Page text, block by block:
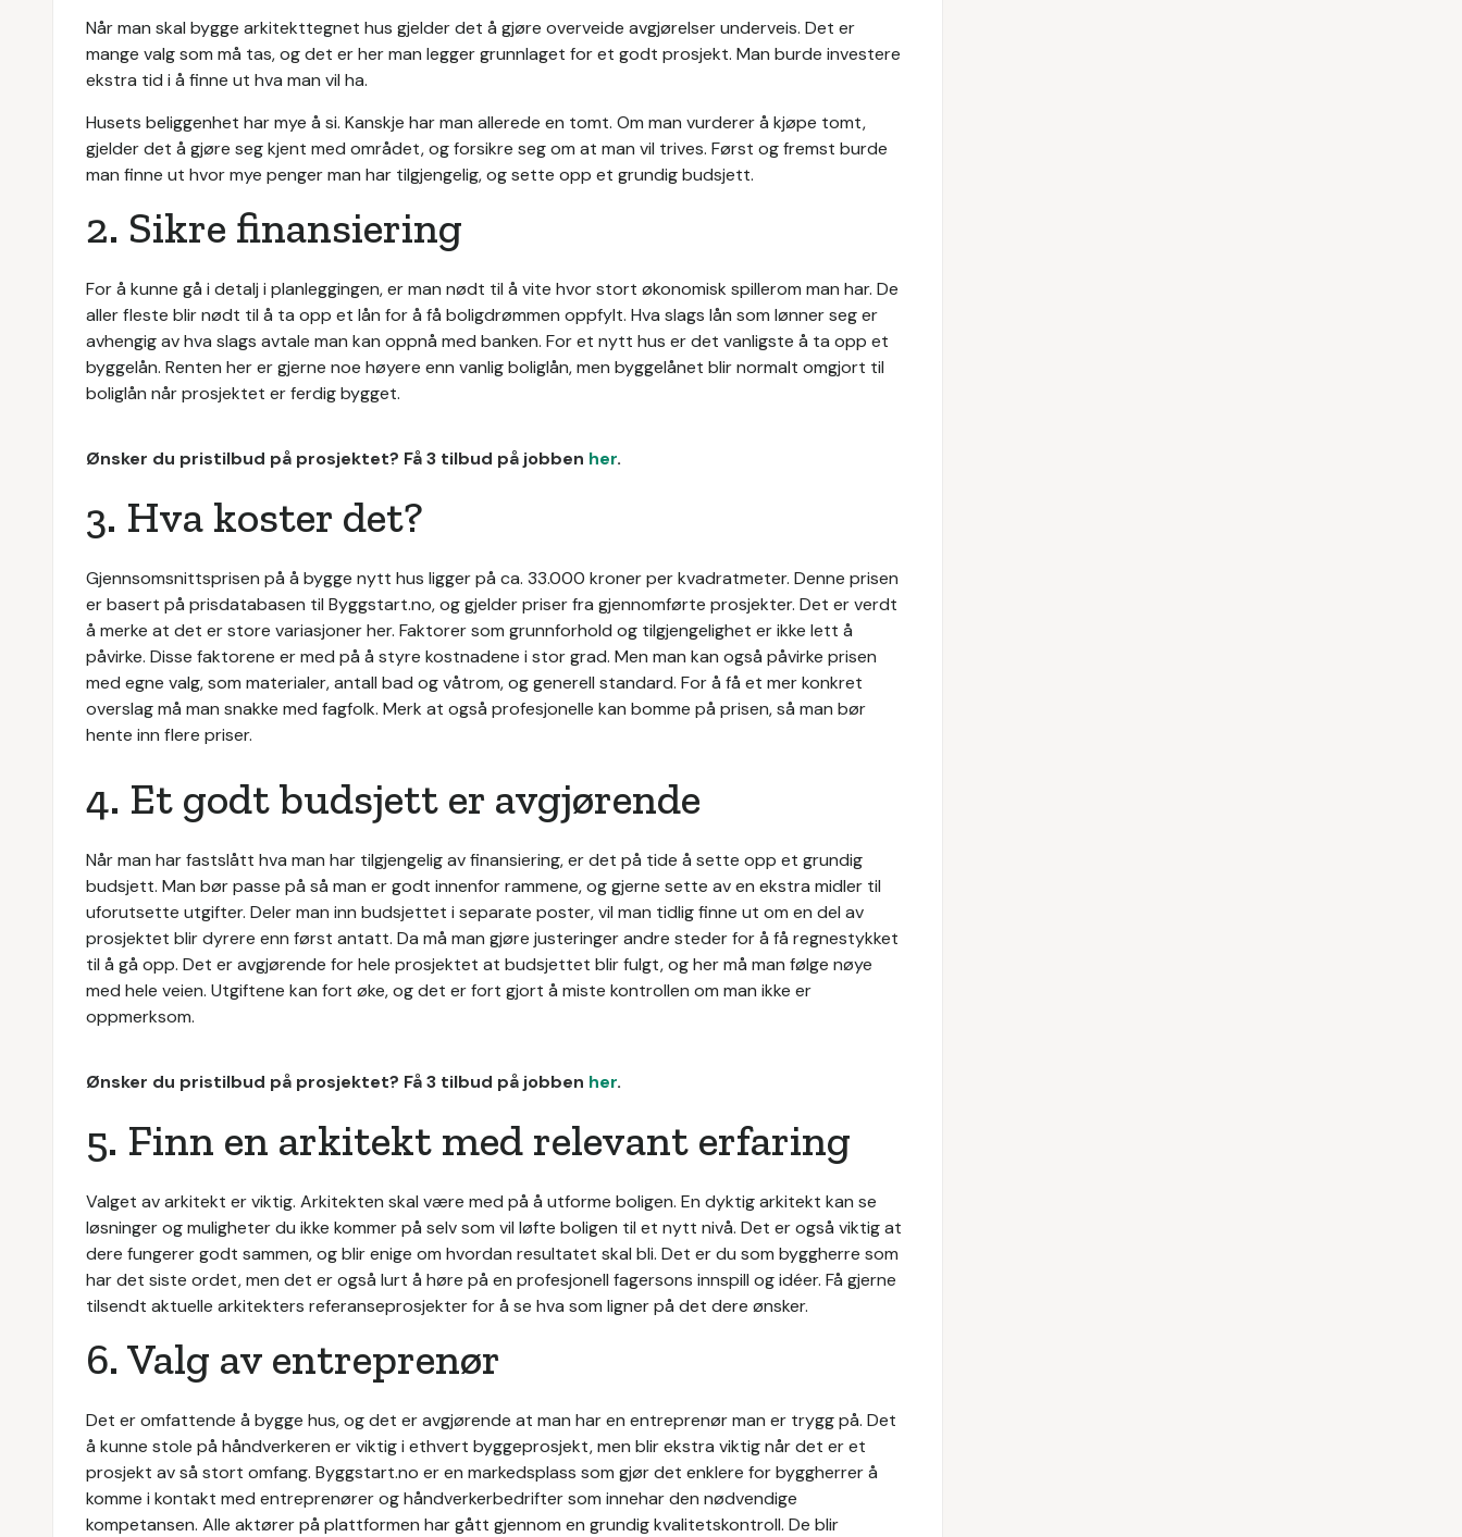
Når man skal bygge arkitekttegnet hus gjelder det å gjøre overveide avgjørelser underveis. Det er
mange valg som må tas, og det er her man legger grunnlaget for et godt prosjekt. Man burde investere
ekstra tid i å finne ut hva man vil ha.
Husets beliggenhet har mye å si. Kanskje har man allerede en tomt. Om man vurderer å kjøpe tomt,
gjelder det å gjøre seg kjent med området, og forsikre seg om at man vil trives. Først og fremst burde
man finne ut hvor mye penger man har tilgjengelig, og sette opp et grundig budsjett.
2. Sikre finansiering
For å kunne gå i detalj i planleggingen, er man nødt til å vite hvor stort økonomisk spillerom man har. De
aller fleste blir nødt til å ta opp et lån for å få boligdrømmen oppfylt. Hva slags lån som lønner seg er
avhengig av hva slags avtale man kan oppnå med banken. For et nytt hus er det vanligste å ta opp et
byggelån. Renten her er gjerne noe høyere enn vanlig boliglån, men byggelånet blir normalt omgjort til
boliglån når prosjektet er ferdig bygget.
Ønsker du pristilbud på prosjektet? Få 3 tilbud på jobben her.
3. Hva koster det?
Gjennsomsnittsprisen på å bygge nytt hus ligger på ca. 33.000 kroner per kvadratmeter. Denne prisen
er basert på prisdatabasen til Byggstart.no, og gjelder priser fra gjennomførte prosjekter. Det er verdt
å merke at det er store variasjoner her. Faktorer som grunnforhold og tilgjengelighet er ikke lett å
påvirke. Disse faktorene er med på å styre kostnadene i stor grad. Men man kan også påvirke prisen
med egne valg, som materialer, antall bad og våtrom, og generell standard. For å få et mer konkret
overslag må man snakke med fagfolk. Merk at også profesjonelle kan bomme på prisen, så man bør
hente inn flere priser.
4. Et godt budsjett er avgjørende
Når man har fastslått hva man har tilgjengelig av finansiering, er det på tide å sette opp et grundig
budsjett. Man bør passe på så man er godt innenfor rammene, og gjerne sette av en ekstra midler til
uforutsette utgifter. Deler man inn budsjettet i separate poster, vil man tidlig finne ut om en del av
prosjektet blir dyrere enn først antatt. Da må man gjøre justeringer andre steder for å få regnestykket
til å gå opp. Det er avgjørende for hele prosjektet at budsjettet blir fulgt, og her må man følge nøye
med hele veien. Utgiftene kan fort øke, og det er fort gjort å miste kontrollen om man ikke er
oppmerksom.
Ønsker du pristilbud på prosjektet? Få 3 tilbud på jobben her.
5. Finn en arkitekt med relevant erfaring
Valget av arkitekt er viktig. Arkitekten skal være med på å utforme boligen. En dyktig arkitekt kan se
løsninger og muligheter du ikke kommer på selv som vil løfte boligen til et nytt nivå. Det er også viktig at
dere fungerer godt sammen, og blir enige om hvordan resultatet skal bli. Det er du som byggherre som
har det siste ordet, men det er også lurt å høre på en profesjonell fagersons innspill og idéer. Få gjerne
tilsendt aktuelle arkitekters referanseprosjekter for å se hva som ligner på det dere ønsker.
6. Valg av entreprenør
Det er omfattende å bygge hus, og det er avgjørende at man har en entreprenør man er trygg på. Det
å kunne stole på håndverkeren er viktig i ethvert byggeprosjekt, men blir ekstra viktig når det er et
prosjekt av så stort omfang. Byggstart.no er en markedsplass som gjør det enklere for byggherrer å
komme i kontakt med entreprenører og håndverkerbedrifter som innehar den nødvendige
kompetansen. Alle aktører på plattformen har gått gjennom en grundig kvalitetskontroll. De blir